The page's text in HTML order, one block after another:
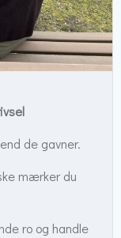
de gavner.
mærker du
ro og handle